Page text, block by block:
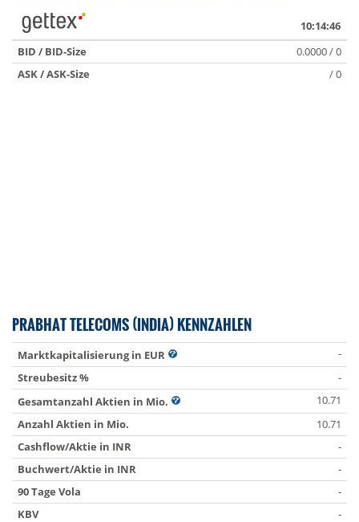
10:14:46
BID / BID-Size
0.0000 / 0
ASK / ASK-Size
/ 0
PRABHAT TELECOMS (INDIA) KENNZAHLEN
Marktkapitalisierung in EUR
-
Streubesitz %
-
Gesamtanzahl Aktien in Mio.
10.71
Anzahl Aktien in Mio.
10.71
Cashflow/Aktie in INR
-
Buchwert/Aktie in INR
-
90 Tage Vola
-
KBV
-